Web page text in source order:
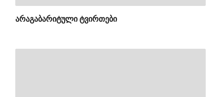
ᲐᲠᲐᲒᲐᲑᲐᲠᲘᲢᲣᲚᲘ ᲢᲕᲘᲠᲗᲔᲑᲘ